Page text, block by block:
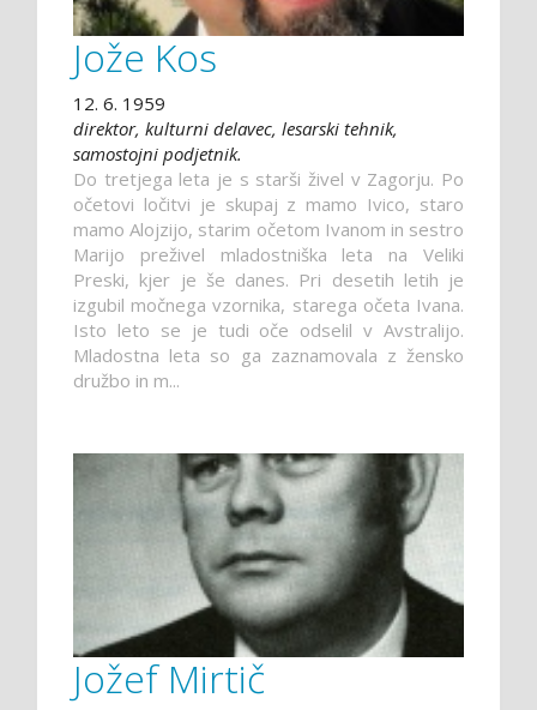
Jože Kos
12. 6. 1959
direktor, kulturni delavec, lesarski tehnik,
samostojni podjetnik.
Do tretjega leta je s starši živel v Zagorju. Po
očetovi ločitvi je skupaj z mamo Ivico, staro
mamo Alojzijo, starim očetom Ivanom in sestro
Marijo preživel mladostniška leta na Veliki
Preski, kjer je še danes. Pri desetih letih je
izgubil močnega vzornika, starega očeta Ivana.
Isto leto se je tudi oče odselil v Avstralijo.
Mladostna leta so ga zaznamovala z žensko
družbo in m...
Jožef Mirtič